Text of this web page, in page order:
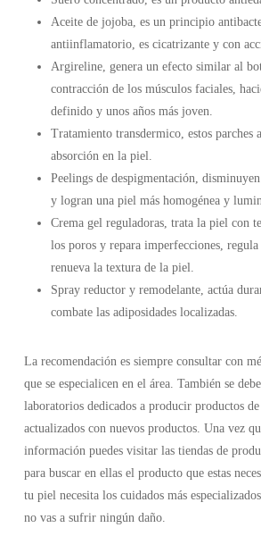
Aceite de jojoba, es un principio
antiinflamatorio, es cicatrizante y con
Argireline, genera un efecto similar al
contracción de los músculos faciales,
definido y unos años más joven.
Tratamiento transdermico, estos parches
absorción en la piel.
Peelings de despigmentación,
y logran una piel más homogénea y
Crema gel reguladoras, trata la piel con
los poros y repara imperfecciones, regula
renueva la textura de la piel.
Spray reductor y remodelante, actúa
combate las adiposidades localizadas.
La recomendación es siempre consultar con
que se especialicen en el área. También se
laboratorios dedicados a producir productos
actualizados con nuevos productos. Una vez
información puedes visitar las tiendas de
para buscar en ellas el producto que estas
tu piel necesita los cuidados más
no vas a sufrir ningún daño.